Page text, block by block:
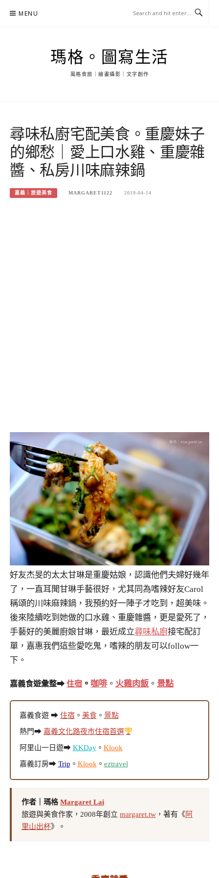
MENU
瑪格。圖寫生活
風格食旅｜繪畫攝影｜文字創作
尋味私廚宅配美食。重慶妹子
的鄉愁｜愛上口水雞、重慶雜
醬、私房川味麻辣鍋
嘉義｜旅遊美食 MARGARET1122 2019-04-14
好友杰旻的太太甘琳是重慶姑娘，認識他們夫婦好幾年
了，一直耳聞甘琳手藝很好，尤其同為嗜辣好友Carol
稱頌的川味麻辣鍋，我預約好一陣子才吃到，超美味。
後來陸續吃到她做的口水雞、重慶雜醬，更是愛死了，
手藝好的美麗廚娘甘琳，最近成立尋味私廚接宅配訂
單，嘉惠我們這些愛吃鬼，嗜辣的朋友可以follow一
下。
嘉義食遊彙整➡ 住宿 。 咖啡。 火雞肉飯 。 景點
嘉義食遊 ➡ 住宿 。 美食。 景點
熱門➡ 嘉義文化路夜市住宿首選
阿里山一日遊➡ KKDay。 Klook
嘉義訂房➡ Trip 。 Klook 。 eztravel
作者｜瑪格Margaret Lai
旅遊與美食作家，2008年創立 margaret.tw ，著有《阿
里山出杯》。